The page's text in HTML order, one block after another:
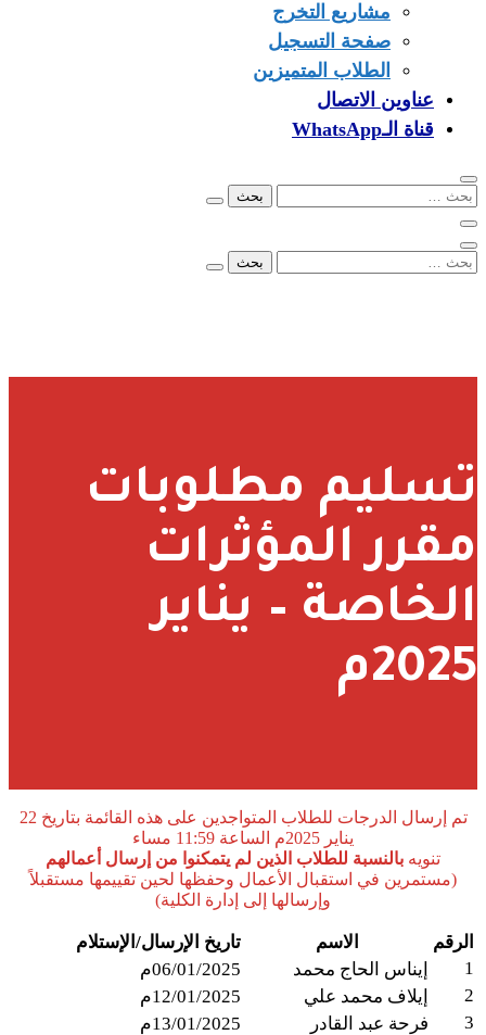
مشاريع التخرج
صفحة التسجيل
الطلاب المتميزين
عناوين الاتصال
قناة الـWhatsApp
البحث
عن:
البحث
تسليم مطلوبات
مقرر المؤثرات
الخاصة – يناير
2025م
تم إرسال الدرجات للطلاب المتواجدين على هذه القائمة بتاريخ 22
يناير 2025م الساعة 11:59 مساء
تنويه بالنسبة للطلاب الذين لم يتمكنوا من إرسال أعمالهم
(مستمرين في استقبال الأعمال وحفظها لحين تقييمها مستقبلاً
وإرسالها إلى إدارة الكلية)
الرقم الاسم
تاريخ الإرسال/الإستلام
1
إيناس الحاج محمد
06/01/2025م
2
إيلاف محمد علي
12/01/2025م
3
فرحة عبد القادر
13/01/2025م